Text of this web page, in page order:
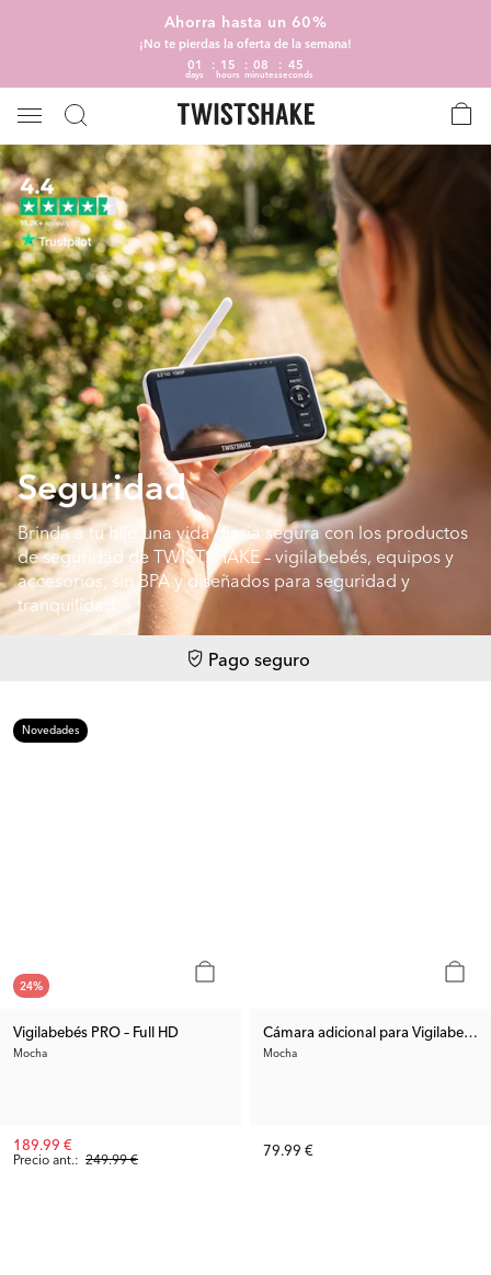
Ahorra hasta un 60%
¡No te pierdas la oferta de la semana!
01
days
15
hours
08
minutes
44
seconds
Seguridad
Brinda a tu hijo una vida diaria segura con los productos
de seguridad de TWISTSHAKE – vigilabebés, equipos y
accesorios, sin BPA y diseñados para seguridad y
tranquilidad.
Pago seguro
Novedades
24%
Vigilabebés PRO – Full HD
Mocha
Precio ant.: 249.99 €
189.99 €
Cámara adicional para Vigilabebés
Mocha
79.99 €